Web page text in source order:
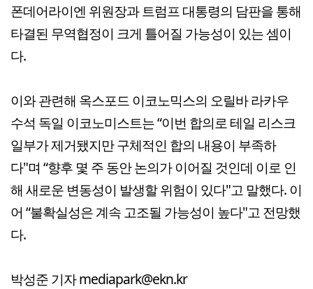
폰데어라이엔 위원장과 트럼프 대통령의 담판을 통해
타결된 무역협정이 크게 틀어질 가능성이 있는 셈이
다.
이와 관련해 옥스포드 이코노믹스의 오릴바 라카우
수석 독일 이코노미스트는 “이번 합의로 테일 리스크
일부가 제거됐지만 구체적인 합의 내용이 부족하
다"며 “향후 몇 주 동안 논의가 이어질 것인데 이로 인
해 새로운 변동성이 발생할 위험이 있다"고 말했다. 이
어 “불확실성은 계속 고조될 가능성이 높다"고 전망했
다.
박성준 기자 mediapark@ekn.kr